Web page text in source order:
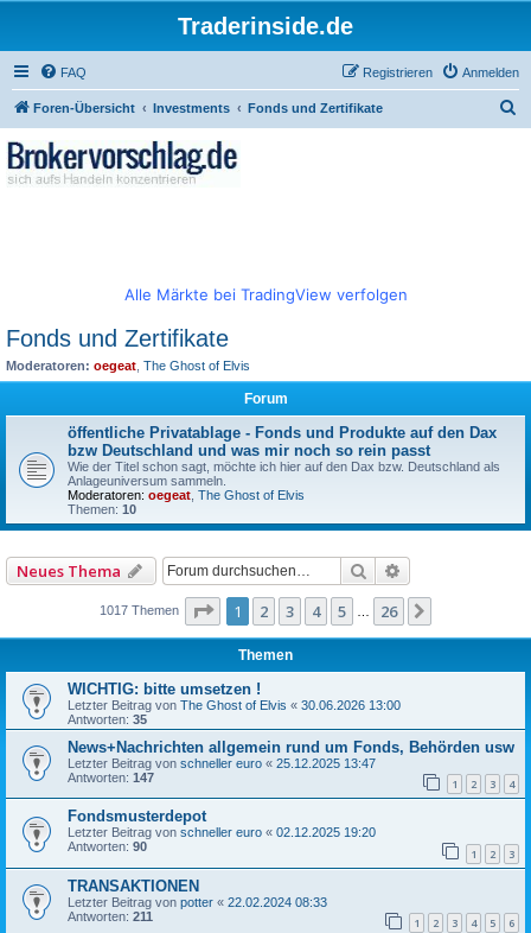
Traderinside.de
FAQ Anmelden
Registrieren
Foren-Übersicht Investments Fonds und Zertifikate
Alle Märkte bei TradingView verfolgen
Fonds und Zertifikate
Moderatoren: oegeat The Ghost of Elvis
Forum
öffentliche Privatablage - Fonds und Produkte auf den Dax
bzw Deutschland und was mir noch so rein passt
Wie der Titel schon sagt, möchte ich hier auf den Dax bzw. Deutschland als
Anlageuniversum sammeln.
Moderatoren: oegeat The Ghost of Elvis
Themen: 10
Neues Thema Suche
1017 Themen Seite 1von 26
1 2 3 4 5 26
Themen
WICHTIG: bitte umsetzen !
Letzter Beitrag von The Ghost of Elvis « 30.06.2026 13:00
Antworten: 35
News+Nachrichten allgemein rund um Fonds, Behörden usw
Letzter Beitrag von schneller euro « 25.12.2025 13:47
Antworten: 147 1 2 3 4
Fondsmusterdepot
Letzter Beitrag von schneller euro « 02.12.2025 19:20
Antworten: 90 1 2 3
TRANSAKTIONEN
Letzter Beitrag von potter « 22.02.2024 08:33
Antworten: 211 1 2 3 4 5 6